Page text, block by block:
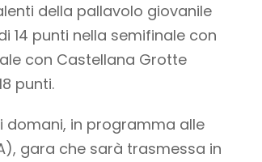
della pallavolo giovanile
14 punti nella semifinale con
con Castellana Grotte
punti.
domani, in programma alle
gara che sarà trasmessa in